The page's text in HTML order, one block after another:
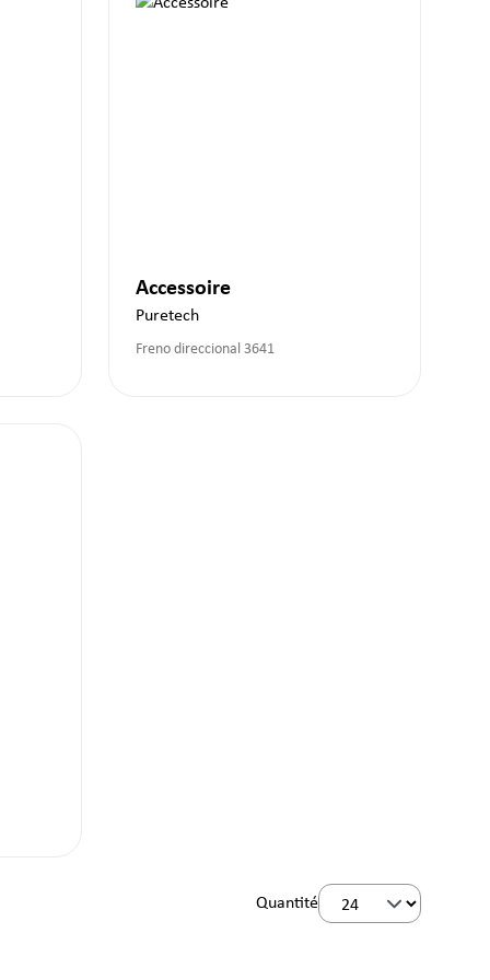
Accessoire
Puretech
Freno direccional 3641
Quantité